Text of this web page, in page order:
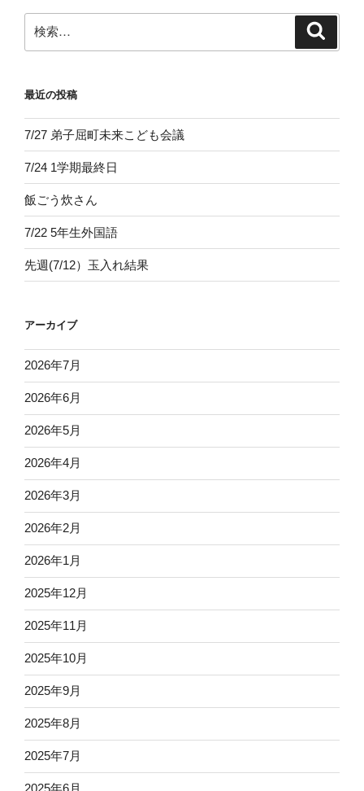
ン
索:
最近の投稿
7/27 弟子屈町未来こども会議
7/24 1学期最終日
飯ごう炊さん
7/22 5年生外国語
先週(7/12）玉入れ結果
アーカイブ
2026年7月
2026年6月
2026年5月
2026年4月
2026年3月
2026年2月
2026年1月
2025年12月
2025年11月
2025年10月
2025年9月
2025年8月
2025年7月